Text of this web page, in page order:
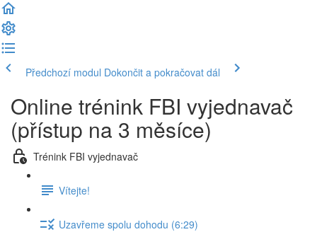
Předchozí modul Dokončit a pokračovat dál
Online trénink FBI vyjednavač
(přístup na 3 měsíce)
Trénink FBI vyjednavač
Vítejte!
Uzavřeme spolu dohodu (6:29)